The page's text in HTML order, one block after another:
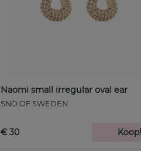
Naomi small irregular oval ear
SNÖ OF SWEDEN
€ 30 Koop!